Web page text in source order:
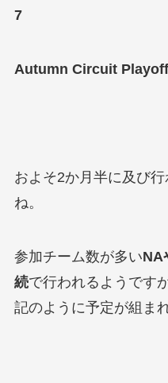
7
Autumn Circuit
およそ2か月半に及び
ね。
参加チーム数が多いNA
続で行われるようです
記のように予定が組ま